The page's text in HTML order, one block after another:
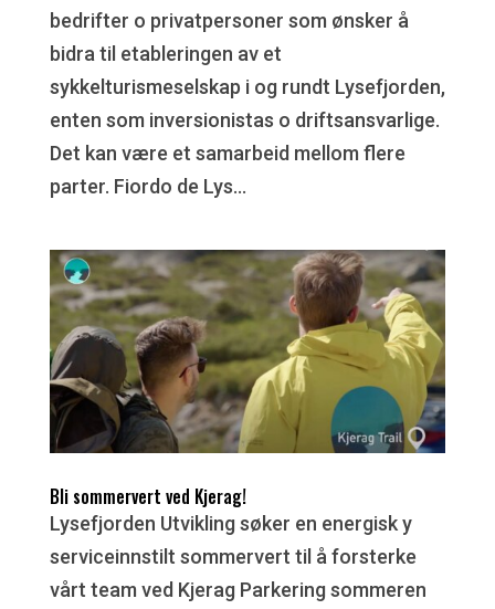
bedrifter o privatpersoner som ønsker å
bidra til etableringen av et
sykkelturismeselskap i og rundt Lysefjorden,
enten som inversionistas o driftsansvarlige.
Det kan være et samarbeid mellom flere
parter. Fiordo de Lys...
Bli sommervert ved Kjerag!
Lysefjorden Utvikling søker en energisk y
serviceinnstilt sommervert til å forsterke
vårt team ved Kjerag Parkering sommeren